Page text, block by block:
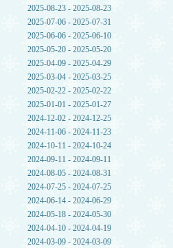
2025-08-23 - 2025-08-23
2025-07-06 - 2025-07-31
2025-06-06 - 2025-06-10
2025-05-20 - 2025-05-20
2025-04-09 - 2025-04-29
2025-03-04 - 2025-03-25
2025-02-22 - 2025-02-22
2025-01-01 - 2025-01-27
2024-12-02 - 2024-12-25
2024-11-06 - 2024-11-23
2024-10-11 - 2024-10-24
2024-09-11 - 2024-09-11
2024-08-05 - 2024-08-31
2024-07-25 - 2024-07-25
2024-06-14 - 2024-06-29
2024-05-18 - 2024-05-30
2024-04-10 - 2024-04-19
2024-03-09 - 2024-03-09